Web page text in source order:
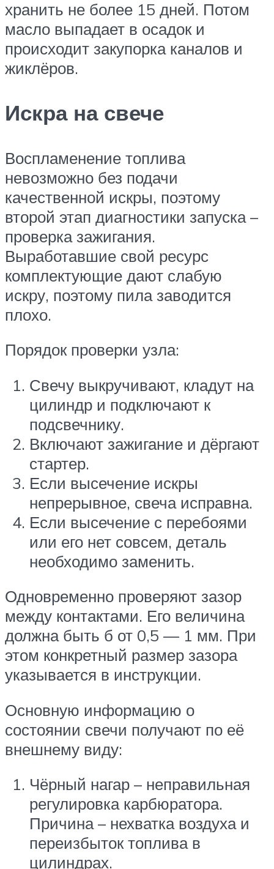
хранить не более 15 дней. Потом
масло выпадает в осадок и
происходит закупорка каналов и
жиклёров.
Искра на свече
Воспламенение топлива
невозможно без подачи
качественной искры, поэтому
второй этап диагностики запуска –
проверка зажигания.
Выработавшие свой ресурс
комплектующие дают слабую
искру, поэтому пила заводится
плохо.
Порядок проверки узла:
Свечу выкручивают, кладут на
цилиндр и подключают к
подсвечнику.
Включают зажигание и дёргают
стартер.
Если высечение искры
непрерывное, свеча исправна.
Если высечение с перебоями
или его нет совсем, деталь
необходимо заменить.
Одновременно проверяют зазор
между контактами. Его величина
должна быть б от 0,5 — 1 мм. При
этом конкретный размер зазора
указывается в инструкции.
Основную информацию о
состоянии свечи получают по её
внешнему виду:
Чёрный нагар – неправильная
регулировка карбюратора.
Причина – нехватка воздуха и
переизбыток топлива в
цилиндрах.